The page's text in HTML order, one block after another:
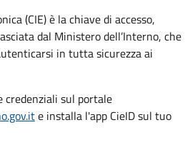
(CIE) è la chiave di accesso,
dal Ministero dell’Interno, che
in tutta sicurezza ai
credenziali sul portale
e installa l'app CieID sul tuo